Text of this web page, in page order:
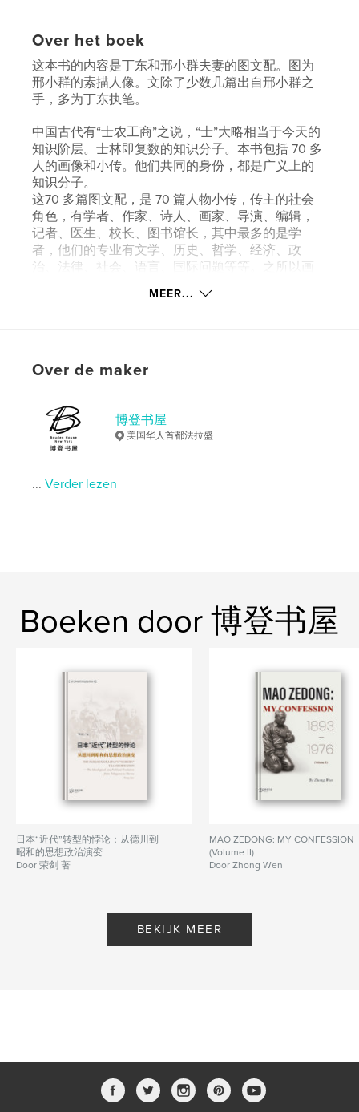
Over het boek
这本书的内容是丁东和邢小群夫妻的图文配。图为
邢小群的素描人像。文除了少数几篇出自邢小群之
手，多为丁东执笔。
中国古代有“士农工商”之说，“士”大略相当于今天的
知识阶层。士林即复数的知识分子。本书包括 70 多
人的画像和小传。他们共同的身份，都是广义上的
知识分子。
这70 多篇图文配，是 70 篇人物小传，传主的社会
角色，有学者、作家、诗人、画家、导演、编辑，
记者、医生、校长、图书馆长，其中最多的是学
者，他们的专业有文学、历史、哲学、经济、政
治、法律、社会、语言、国际问题等等。之所以画
会的进步、文明的发育，做过贡献。文章以介绍他
kenmerken / functionaliteiten &
Hoofdcategorie:
China
Projectoptie:
15×23 cm
Aantal pagina's:
Paperback: 9781715608033
MEER...
Over de maker
博登书屋
美国华人首都法拉盛
...Verder lezen
Boeken door 博登书屋
日本“近代”转型的悖论：从德川到
昭和的思想政治演变
Door 荣剑 著
MAO ZEDONG: MY CONFESSION
(Volume II)
Door Zhong Wen
BEKIJK MEER